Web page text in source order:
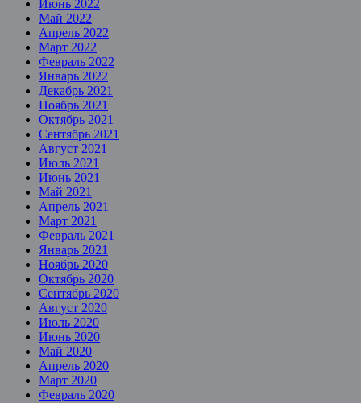
Июнь 2022
Май 2022
Апрель 2022
Март 2022
Февраль 2022
Январь 2022
Декабрь 2021
Ноябрь 2021
Октябрь 2021
Сентябрь 2021
Август 2021
Июль 2021
Июнь 2021
Май 2021
Апрель 2021
Март 2021
Февраль 2021
Январь 2021
Ноябрь 2020
Октябрь 2020
Сентябрь 2020
Август 2020
Июль 2020
Июнь 2020
Май 2020
Апрель 2020
Март 2020
Февраль 2020